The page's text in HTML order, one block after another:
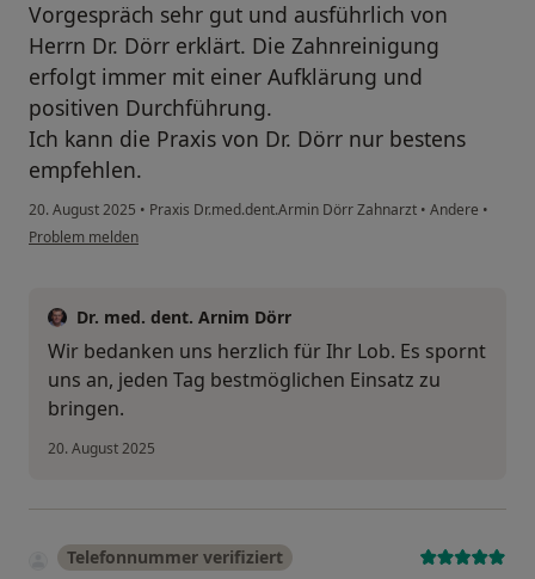
Vorgespräch sehr gut und ausführlich von
Herrn Dr. Dörr erklärt. Die Zahnreinigung
erfolgt immer mit einer Aufklärung und
positiven Durchführung.
Ich kann die Praxis von Dr. Dörr nur bestens
empfehlen.
20. August 2025 • Praxis Dr.med.dent.Armin Dörr Zahnarzt • Andere •
Problem melden
Dr. med. dent. Arnim Dörr
Wir bedanken uns herzlich für Ihr Lob. Es spornt
uns an, jeden Tag bestmöglichen Einsatz zu
bringen.
20. August 2025
Telefonnummer verifiziert